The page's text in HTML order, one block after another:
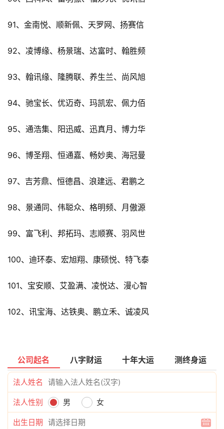
91、金南悦、顺新佩、天罗网、扬赛信
92、凌博缘、杨景瑞、达富时、翰胜频
93、翰讯缘、隆腾联、养生兰、尚风旭
94、驰宝长、优迈奇、玛凯宏、佩力佰
95、通浩集、阳迅威、迅真月、博力华
96、博圣翔、恒通嘉、畅妙奥、海冠曼
97、吉芳鼎、恒德昌、浪建远、君鹏之
98、景通同、伟聪众、格明频、月傲源
99、富飞利、邦拓玛、志顺赛、羽风世
100、迪环泰、宏旭翔、康硕悦、特飞泰
101、宝安顺、艾盈满、凌悦达、漫心智
102、讯宝海、达铁奥、鹏立禾、诚凌风
公司起名 八字财运 十年大运 测终身运
法人姓名
法人性别 男 女
出生日期